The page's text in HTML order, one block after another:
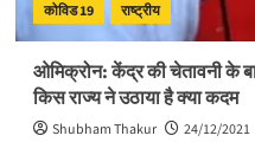
फैला
वैरिएंट,
जानें
किस
राज्‍य
कोविड 19 राष्ट्रीय
ओमिक्रोन: केंद्र की चेतावनी के
किस राज्य ने उठाया है क्या कदम
Shubham Thakur 24/12/2021